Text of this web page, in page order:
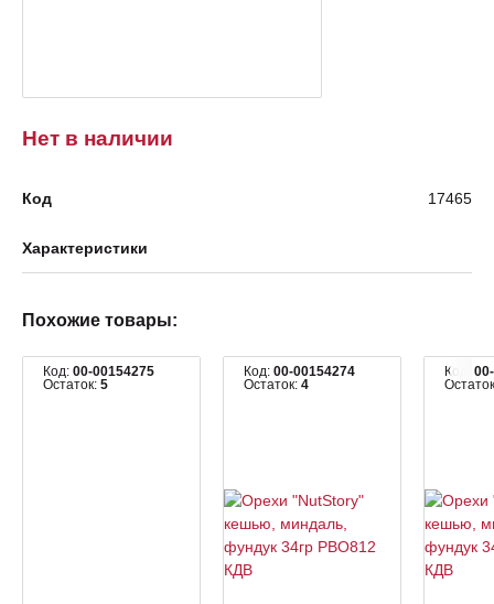
Нет в наличии
Код 17465
Характеристики
Похожие товары:
Код: 00-00154275
Остаток: 5
Код: 00-00154274
Остаток: 4
Код: